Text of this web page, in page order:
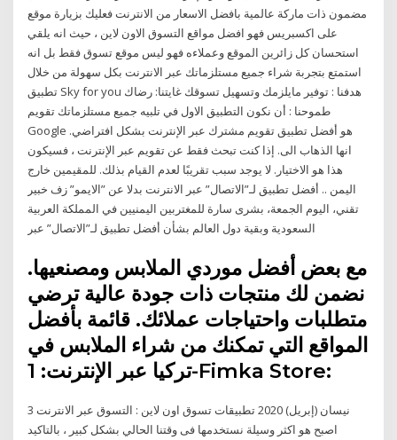
مضمون ذات ماركة عالمية بافضل الاسعار من الانترنت فعليك بزيارة موقع
على اكسبريس فهو افضل مواقع التسوق الاون لاين ، حيث انه يلقي
استحسان كل زائرين الموقع وعملاءه فهو ليس موقع تسوق فقط بل انه
استمتع بتجربة شراء جميع مستلزماتك عبر الانترنت بكل سهولة من خلال
تطبيق Sky for you هدفنا : توفير مايلزمك وتسهيل تسوقك غايتنا: رضاك
طموحنا : أن نكون التطبيق الاول في تلبيه جميع مستلزماتك تقويم
Google هو أفضل تطبيق تقويم مشترك عبر الإنترنت بشكل افتراضي.
انها الذهاب الى. إذا كنت تبحث فقط عن تقويم عبر الإنترنت ، فسيكون
هذا هو الاختيار. لا يوجد سبب تقريبًا لعدم القيام بذلك. للمقيمين خارج
اليمن .. أفضل تطبيق لـ”الاتصال” عبر الانترنت بدلا عن ”الايمو” زف خبير
تقني، اليوم الجمعة، بشرى سارة للمغتربين اليمنيين في المملكة العربية
السعودية وبقية دول العالم بشأن أفضل تطبيق لـ”الاتصال” عبر
مع بعض أفضل موردي الملابس ومصنعيها.
نضمن لك منتجات ذات جودة عالية ترضي
متطلبات واحتياجات عملائك. قائمة بأفضل
المواقع التي تمكنك من شراء الملابس في
تركيا عبر الإنترنت: 1-Fimka Store:
3 نيسان (إبريل) 2020 تطبيقات تسوق اون لاين : التسوق عبر الانترنت
اصبح هو اكثر وسيلة نستخدمها فى وقتنا الحالي بشكل كبير ، بالتاكيد